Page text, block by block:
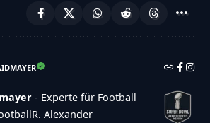
- Experte für Football
Alexander